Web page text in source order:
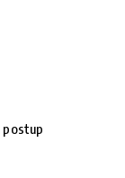
postup